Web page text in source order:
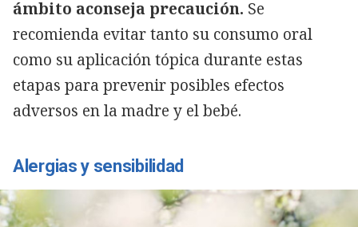
ámbito aconseja precaución. Se
recomienda evitar tanto su consumo oral
como su aplicación tópica durante estas
etapas para prevenir posibles efectos
adversos en la madre y el bebé.
Alergias y sensibilidad